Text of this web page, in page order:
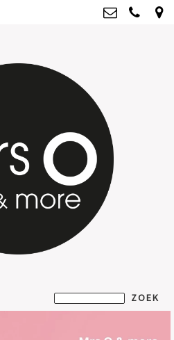
Kvk: Mrs O & more - 67796435
BTWnr: NL001835603B07